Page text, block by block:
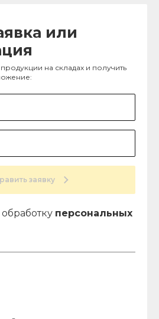
или
на складах и получить
заявку
персональных